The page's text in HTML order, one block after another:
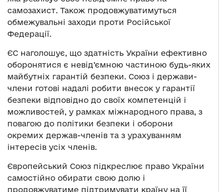
самозахист. Також продовжуватимуться
обмежувальні заходи проти Російської
Федерації.
ЄС наголошує, що здатність України ефективно
оборонятися є невід’ємною частиною будь-яких
майбутніх гарантій безпеки. Союз і держави-
члени готові надалі робити внесок у гарантії
безпеки відповідно до своїх компетенцій і
можливостей, у рамках міжнародного права, з
повагою до політики безпеки і оборони
окремих держав-членів та з урахуванням
інтересів усіх членів.
Європейський Союз підкреслює право України
самостійно обирати свою долю і
продовжуватиме підтримувати країну на її